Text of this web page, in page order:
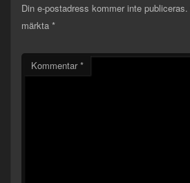
Din e-postadress kommer inte publiceras.
märkta *
Kommentar*